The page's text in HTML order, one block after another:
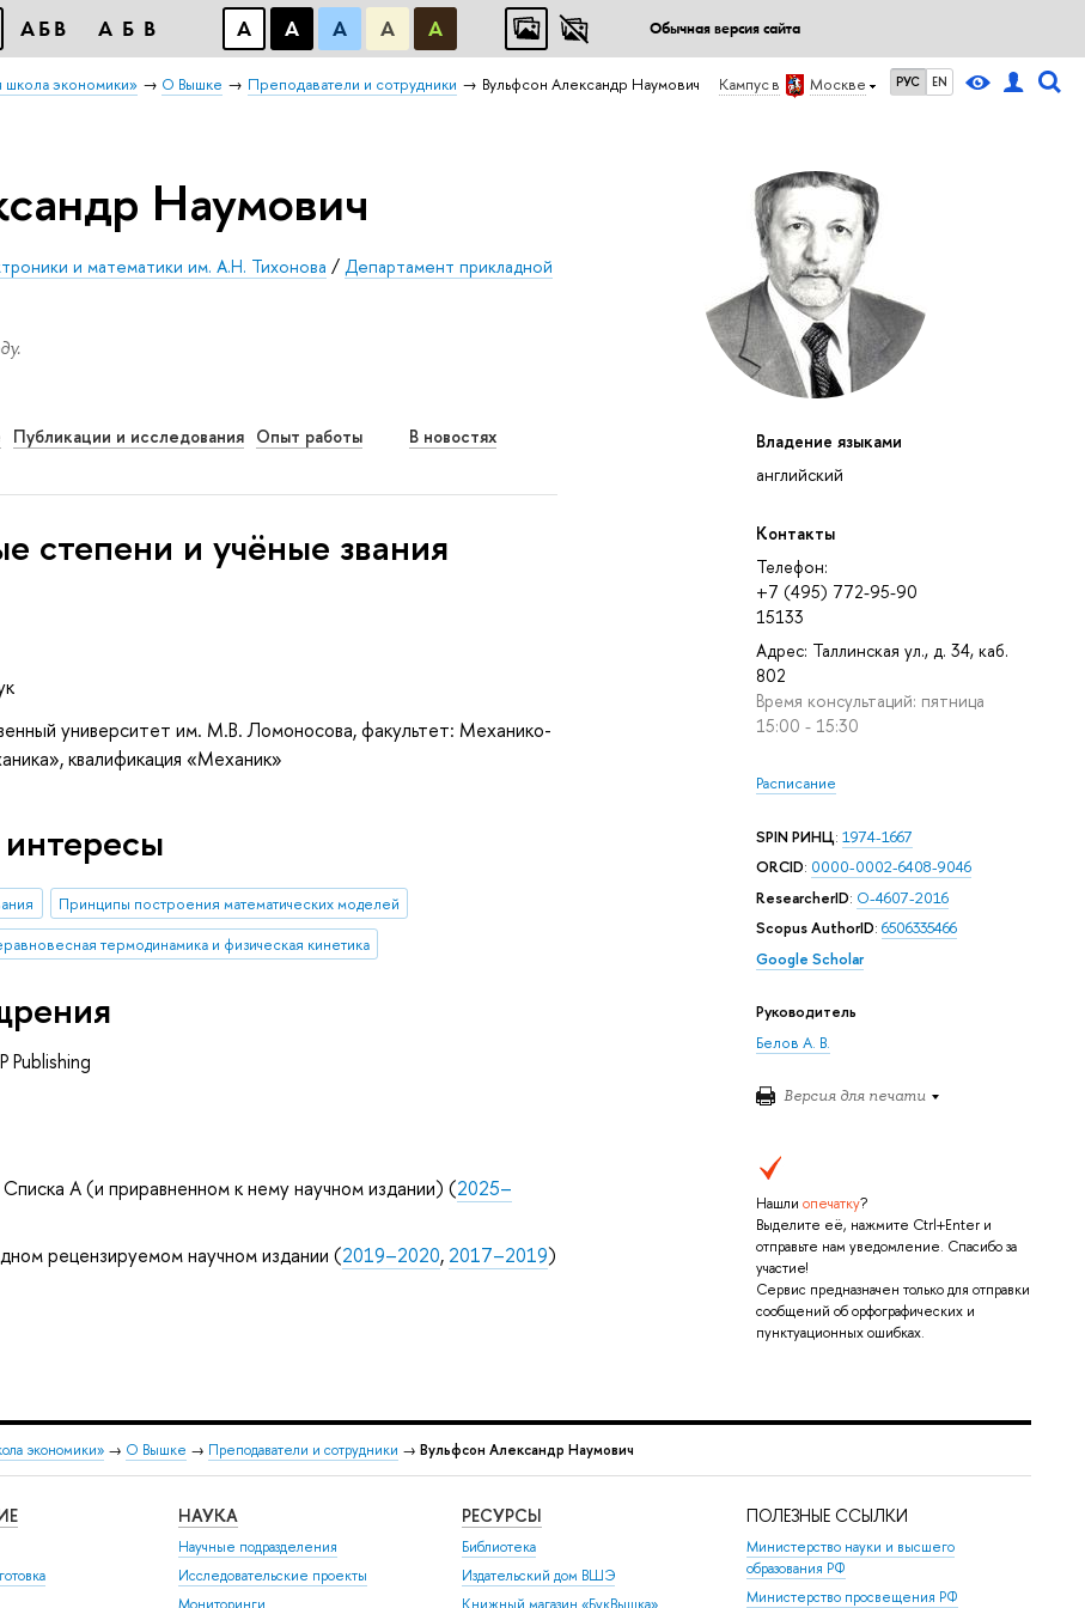
АБB АБB А А А А А Обычная версия сайта
Кампус в Москве РУС EN
школа экономики» О Вышке Преподаватели и сотрудники Вульфсон Александр Наумович
Владение языками
английский
Контакты
Телефон:
+7 (495) 772-95-90
15133
Адрес: Таллинская ул., д. 34, каб.
802
Время консультаций: пятница
15:00 - 15:30
Расписание
SPIN РИНЦ: 1974-1667
ORCID: 0000-0002-6408-9046
ResearcherID: O-4607-2016
Scopus AuthorID: 6506335466
Google Scholar
Руководитель
Белов А. В.
Версия для печати
Нашли опечатку?
Выделите её, нажмите Ctrl+Enter и
отправьте нам уведомление. Спасибо за
участие!
Сервис предназначен только для отправки
сообщений об орфографических и
пунктуационных ошибках.
Наумович
и математики им. А.Н. Тихонова / Департамент прикладной
Публикации и исследования Опыт работы В новостях
степени и учёные звания
университет им. М.В. Ломоносова, факультет: Механико-
квалификация «Механик»
Принципы построения математических моделей
термодинамика и физическая кинетика
Publishing
А (и приравненном к нему научном издании) (2025–
рецензируемом научном издании (2019–2020, 2017–2019)
экономики» → О Вышке → Преподаватели и сотрудники → Вульфсон Александр Наумович
НАУКА
Научные подразделения
Исследовательские проекты
Мониторинги
РЕСУРСЫ
Библиотека
Издательский дом ВШЭ
Книжный магазин «БукВышка»
ПОЛЕЗНЫЕ ССЫЛКИ
Министерство науки и высшего
образования РФ
Министерство просвещения РФ